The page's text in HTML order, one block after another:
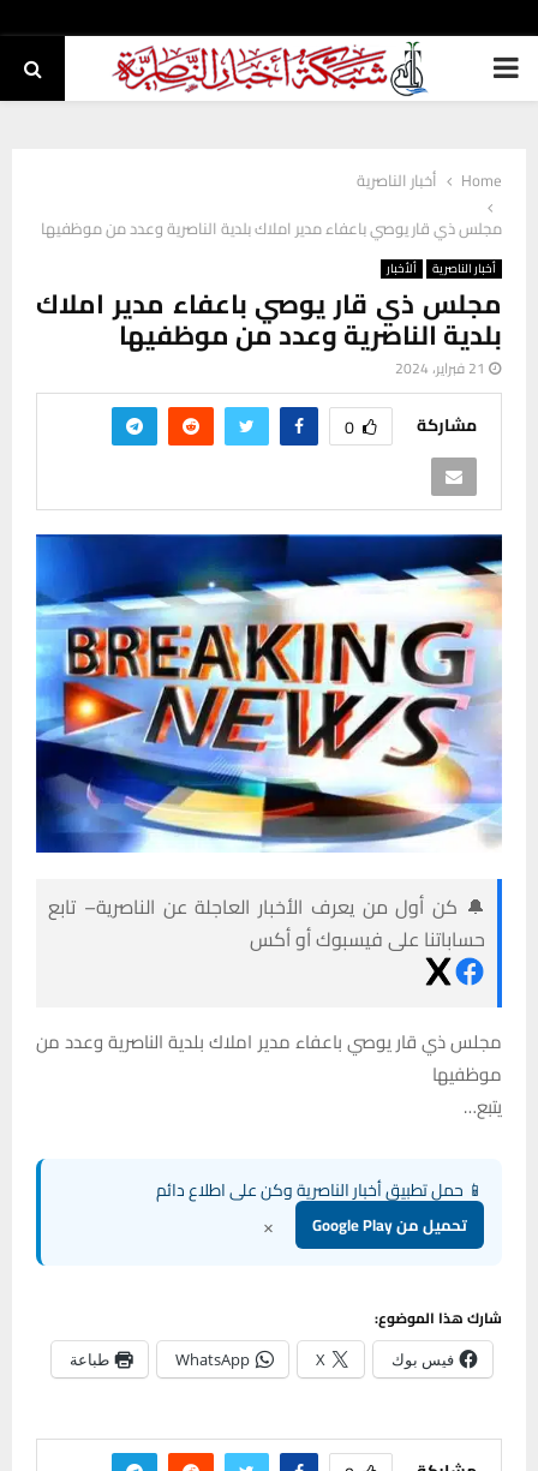
PRIMARY
Home
أخبار الناصرية
مجلس ذي قار يوصي باعفاء مدير املاك بلدية الناصرية وعدد من موظفيها
أخبار الناصرية ألأخبار
مجلس ذي قار يوصي باعفاء مدير املاك
بلدية الناصرية وعدد من موظفيها
21 فبراير، 2024
مشاركة 0
🔔 كن أول من يعرف الأخبار العاجلة عن الناصرية– تابع
حساباتنا على فيسبوك أو أكس
مجلس ذي قار يوصي باعفاء مدير املاك بلدية الناصرية وعدد من
موظفيها
يتبع…
📱 حمل تطبيق أخبار الناصرية وكن على اطلاع دائم
تحميل من Google Play ×
شارك هذا الموضوع:
فيس بوك X
WhatsApp طباعة